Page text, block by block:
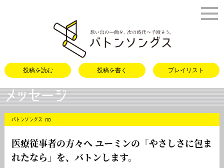
投稿を読む 投稿を書く プレイリスト
メッセージ
バトンソングス no
医療従事者の方々へ ユーミンの「やさしさに包ま
れたなら 」を、バトンします。